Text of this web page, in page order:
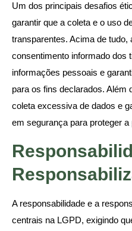
Um dos principais desafios
garantir que a coleta e o uso
transparentes. Acima de
consentimento informado dos
informações pessoais e
para os fins declarados. Além
coleta excessiva de dados e
em segurança para proteger
A responsabilidade e a
centrais na LGPD, exigindo